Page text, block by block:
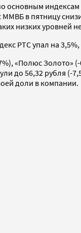
в пятницу
низких уровней
РТС упал на
«Полюс Золото»
до 56,32 рубля
доли в компании.